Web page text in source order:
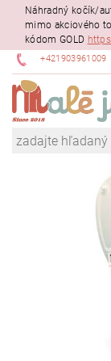
Náhradný kočík/
mimo akciového
kódom GOLD
+421903961009